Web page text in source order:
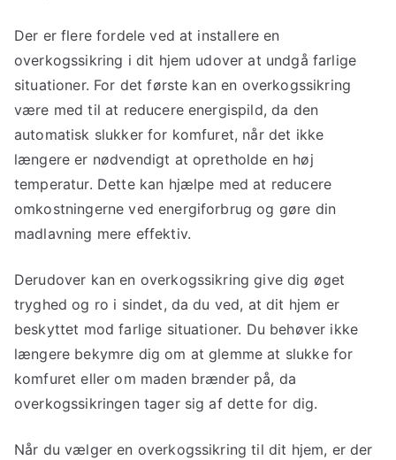
Der er flere fordele ved at installere en
overkogssikring i dit hjem udover at undgå farlige
situationer. For det første kan en overkogssikring
være med til at reducere energispild, da den
automatisk slukker for komfuret, når det ikke
længere er nødvendigt at opretholde en høj
temperatur. Dette kan hjælpe med at reducere
omkostningerne ved energiforbrug og gøre din
madlavning mere effektiv.
Derudover kan en overkogssikring give dig øget
tryghed og ro i sindet, da du ved, at dit hjem er
beskyttet mod farlige situationer. Du behøver ikke
længere bekymre dig om at glemme at slukke for
komfuret eller om maden brænder på, da
overkogssikringen tager sig af dette for dig.
Når du vælger en overkogssikring til dit hjem, er der